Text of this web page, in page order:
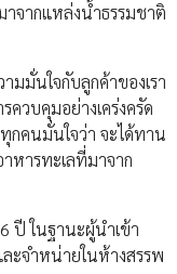
จากแหล่งน้ำธรรมชาติ
มมั่นใจกับลูกค้าของเรา
วบคุมอย่างเคร่งครัด
กคนมั่นใจว่า จะได้ทาน
หารทะเลที่มาจาก
ปี ในฐานะผู้นำเข้า
ะจำหน่ายในห้างสรรพ